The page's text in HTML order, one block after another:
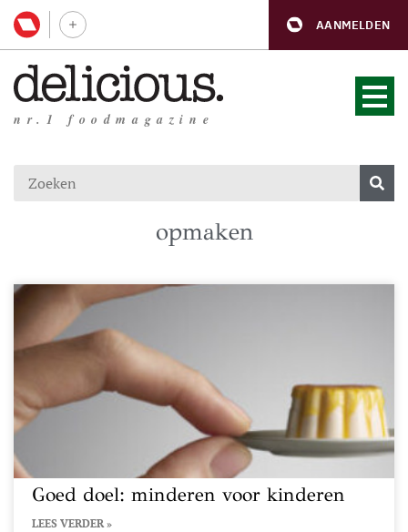
AANMELDEN
nr.1 foodmagazine
opmaken
Goed doel: minderen voor kinderen
LEES VERDER »